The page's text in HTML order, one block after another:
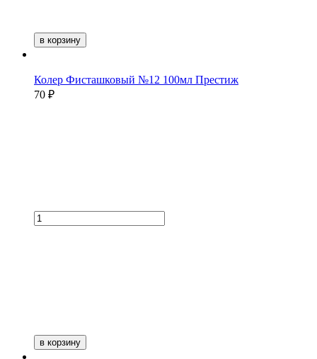
в корзину
Колер Фисташковый №12 100мл Престиж
70 ₽
в корзину